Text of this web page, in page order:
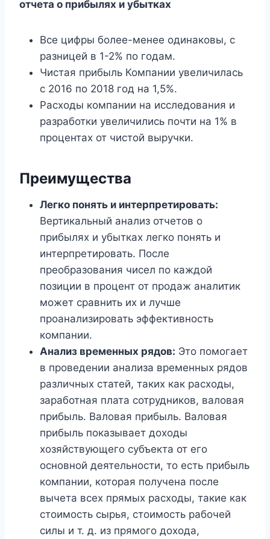
отчета о прибылях и убытках
Все цифры более-менее одинаковы, с
разницей в 1-2% по годам.
Чистая прибыль Компании увеличилась
с 2016 по 2018 год на 1,5%.
Расходы компании на исследования и
разработки увеличились почти на 1% в
процентах от чистой выручки.
Преимущества
Легко понять и интерпретировать:
Вертикальный анализ отчетов о
прибылях и убытках легко понять и
интерпретировать. После
преобразования чисел по каждой
позиции в процент от продаж аналитик
может сравнить их и лучше
проанализировать эффективность
компании.
Анализ временных рядов: Это помогает
в проведении анализа временных рядов
различных статей, таких как расходы,
заработная плата сотрудников, валовая
прибыль. Валовая прибыль. Валовая
прибыль показывает доходы
хозяйствующего субъекта от его
основной деятельности, то есть прибыль
компании, которая получена после
вычета всех прямых расходы, такие как
стоимость сырья, стоимость рабочей
силы и т. д. из прямого дохода,